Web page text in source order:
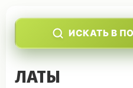
ИСКАТЬ В
ЛАТЫ